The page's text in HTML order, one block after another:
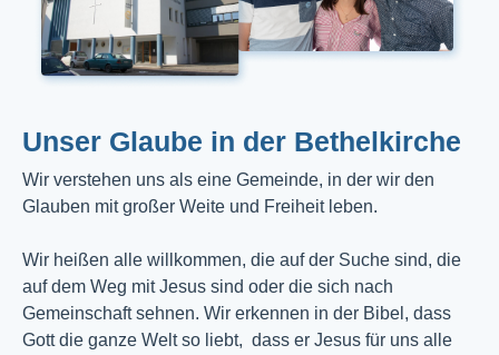
Unser Glaube in der Bethelkirche
Wir verstehen uns als eine Gemeinde, in der wir den
Glauben mit großer Weite und Freiheit leben.
Wir heißen alle willkommen, die auf der Suche sind, die
auf dem Weg mit Jesus sind oder die sich nach
Gemeinschaft sehnen. Wir erkennen in der Bibel, dass
Gott die ganze Welt so liebt, dass er Jesus für uns alle